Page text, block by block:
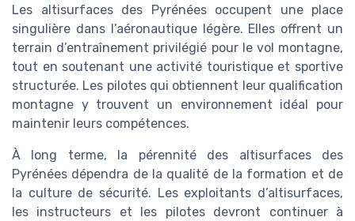
Les altisurfaces des Pyrénées occupent une place
singulière dans l’aéronautique légère. Elles offrent un
terrain d’entraînement privilégié pour le vol montagne,
tout en soutenant une activité touristique et sportive
structurée. Les pilotes qui obtiennent leur qualification
montagne y trouvent un environnement idéal pour
maintenir leurs compétences.
À long terme, la pérennité des altisurfaces des
Pyrénées dépendra de la qualité de la formation et de
la culture de sécurité. Les exploitants d’altisurfaces,
les instructeurs et les pilotes devront continuer à